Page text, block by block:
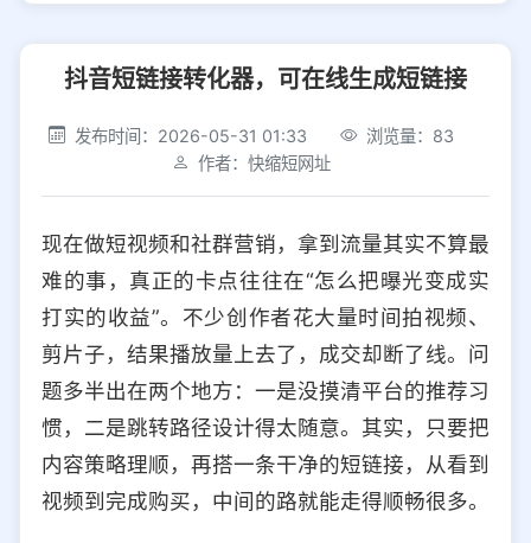
社交平台 电商平台
选择防红平台类型，避免链接被拦截
iOS Android PC 其他
选择允许访问的平台类型
抖音短链接转化器，可在线生成短链接
发布时间：2026-05-31 01:33
浏览量：83
作者：快缩短网址
现在做短视频和社群营销，拿到流量其实不算最
难的事，真正的卡点往往在“怎么把曝光变成实
打实的收益”。不少创作者花大量时间拍视频、
剪片子，结果播放量上去了，成交却断了线。问
题多半出在两个地方：一是没摸清平台的推荐习
惯，二是跳转路径设计得太随意。其实，只要把
内容策略理顺，再搭一条干净的短链接，从看到
视频到完成购买，中间的路就能走得顺畅很多。